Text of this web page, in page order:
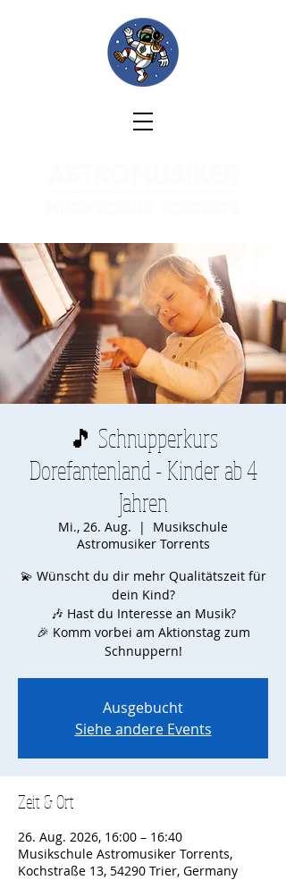
🎵 Schnupperkurs
Dorefantenland - Kinder ab 4
Jahren
Mi., 26. Aug.
  |
Musikschule
Astromusiker Torrents
💫 Wünscht du dir mehr Qualitätszeit für
dein Kind?
🎶 Hast du Interesse an Musik?
🎉 Komm vorbei am Aktionstag zum
Schnuppern!
Ausgebucht
Siehe andere Events
Zeit & Ort
26. Aug. 2026, 16:00 – 16:40
Musikschule Astromusiker Torrents,
Kochstraße 13, 54290 Trier, Germany